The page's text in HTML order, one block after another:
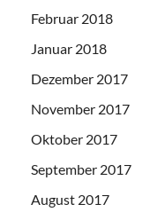
Februar 2018
Januar 2018
Dezember 2017
November 2017
Oktober 2017
September 2017
August 2017